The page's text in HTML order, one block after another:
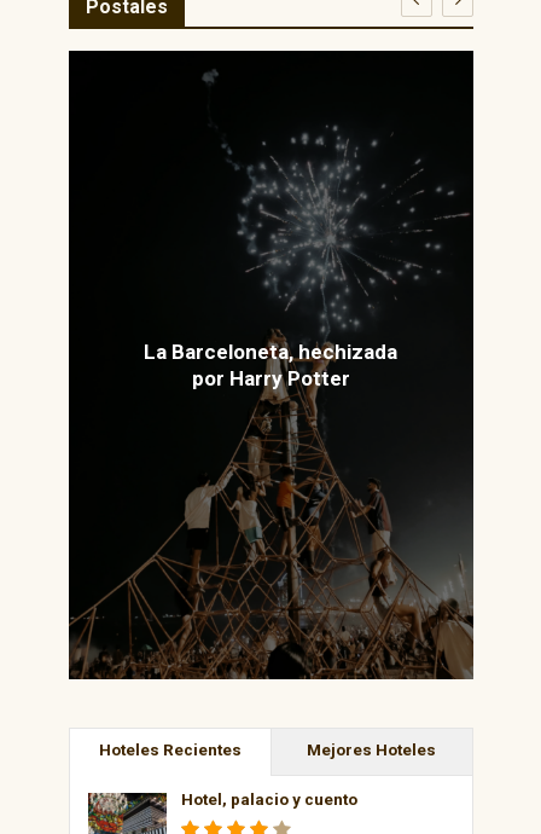
Postales
La Barceloneta, hechizada
por Harry Potter
Hoteles Recientes Mejores Hoteles
Hotel, palacio y cuento